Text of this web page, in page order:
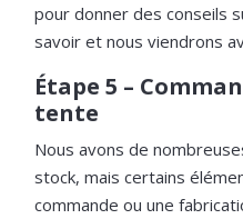
pour donner des conseils
savoir et nous viendrons
Étape 5 –
tente
Nous avons de
stock, mais certains
commande ou une